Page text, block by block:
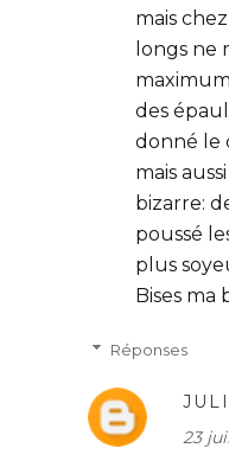
mais
longs ne
des
donné le
mais
bizarre:
poussé
plus
Bises ma
Réponses
23